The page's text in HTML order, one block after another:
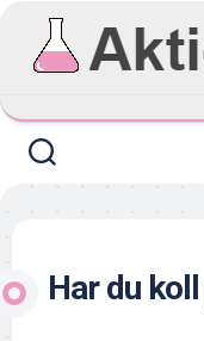
content
Har du